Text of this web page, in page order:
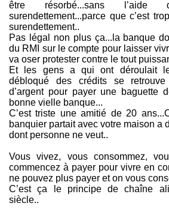
être résorbé...sans
surendettement...parce que c’est
surendettement..
Pas légal non plus ça...la banque
du RMI sur le compte pour laisser
va oser protester contre le tout
Et les gens a qui ont déroulait
débloqué des crédits se
d’argent pour payer une baguette
bonne vielle banque...
C’est triste une amitié de 20
banquier partait avec votre maison a
dont personne ne veut..
Vous vivez, vous consommez,
commencez à payer pour vivre en
ne pouvez plus payer et on vous
C’est ça le principe de chaîne
siècle..